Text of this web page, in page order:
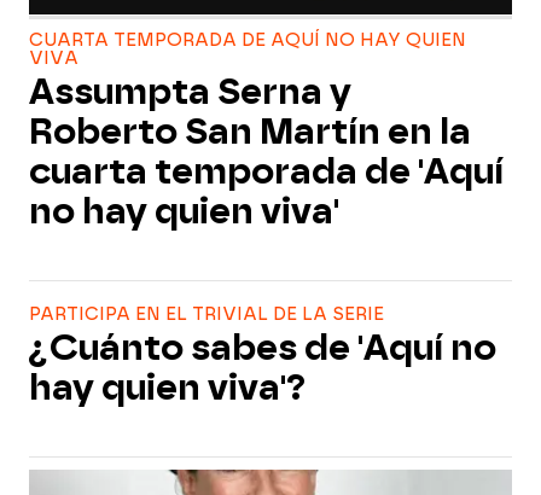
CUARTA TEMPORADA DE AQUÍ NO HAY QUIEN
VIVA
Assumpta Serna y
Roberto San Martín en la
cuarta temporada de 'Aquí
no hay quien viva'
PARTICIPA EN EL TRIVIAL DE LA SERIE
¿Cuánto sabes de 'Aquí no
hay quien viva'?